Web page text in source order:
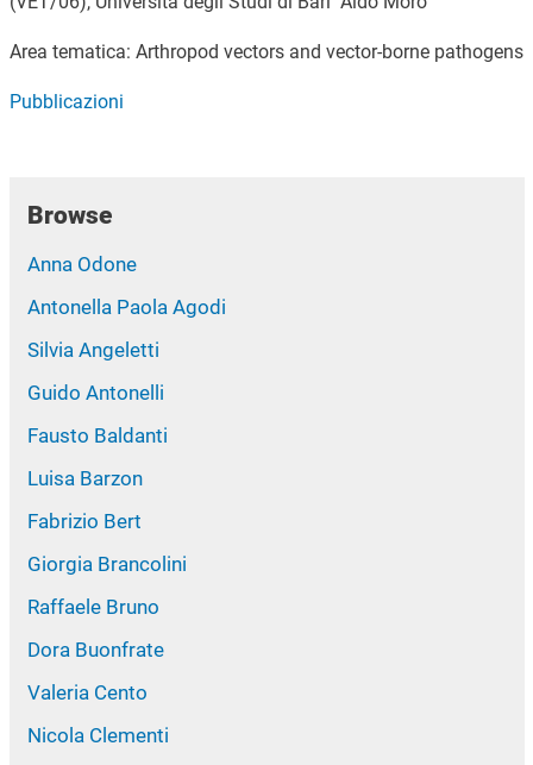
Area tematica: Arthropod vectors and vector-borne pathogens
Pubblicazioni
Browse
Anna Odone
Antonella Paola Agodi
Silvia Angeletti
Guido Antonelli
Fausto Baldanti
Luisa Barzon
Fabrizio Bert
Giorgia Brancolini
Raffaele Bruno
Dora Buonfrate
Valeria Cento
Nicola Clementi